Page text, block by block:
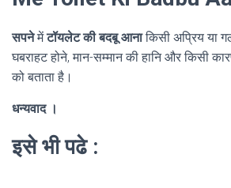
सपनेमेंटॉयलेट की बदबू आनाकिसी अप्रिय या
घबराहट होने, मान-सम्मान की हानि और किसी
को बताता है।
धन्यवाद ।
इसे भी पढे :